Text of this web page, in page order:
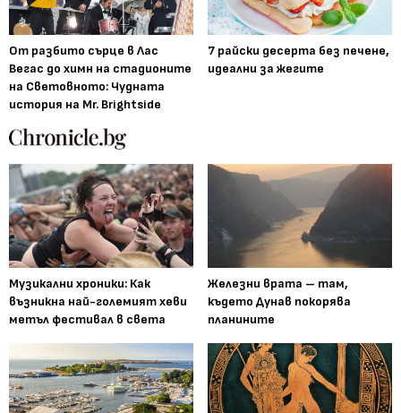
От разбито сърце в Лас
Вегас до химн на стадионите
на Световното: Чудната
история на Mr. Brightside
7 райски десерта без печене,
идеални за жегите
Музикални хроники: Как
възникна най-големият хеви
метъл фестивал в света
Железни врата – там,
където Дунав покорява
планините